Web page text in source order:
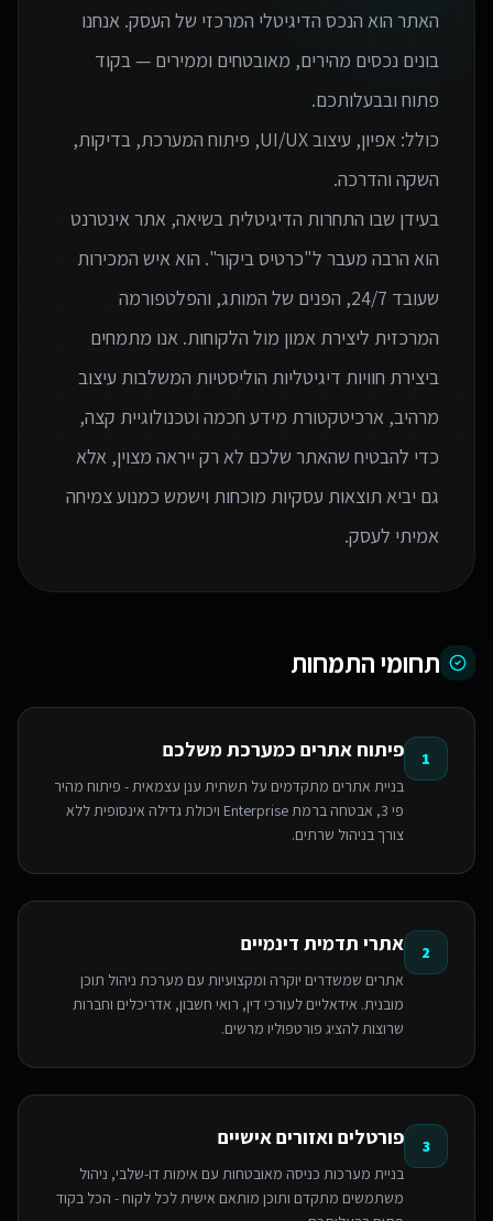
האתר הוא הנכס הדיגיטלי המרכזי של העסק. אנחנו
בונים נכסים מהירים, מאובטחים וממירים — בקוד
כולל: אפיון, עיצוב UI/UX, פיתוח המערכת, בדיקות,
בעידן שבו התחרות הדיגיטלית בשיאה, אתר אינטרנט
הוא הרבה מעבר ל"כרטיס ביקור". הוא איש המכירות
שעובד 24/7, הפנים של המותג, והפלטפורמה
המרכזית ליצירת אמון מול הלקוחות. אנו מתמחים
ביצירת חוויות דיגיטליות הוליסטיות המשלבות עיצוב
מרהיב, ארכיטקטורת מידע חכמה וטכנולוגיית קצה,
כדי להבטיח שהאתר שלכם לא רק ייראה מצוין, אלא
גם יביא תוצאות עסקיות מוכחות וישמש כמנוע צמיחה
אמיתי לעסק.
תחומי התמחות
1 פיתוח אתרים כמערכת משלכם
בניית אתרים מתקדמים על תשתית ענן עצמאית - פיתוח מהיר
פי 3, אבטחה ברמת Enterprise ויכולת גדילה אינסופית ללא
צורך בניהול שרתים.
2 אתרי תדמית דינמיים
אתרים שמשדרים יוקרה ומקצועיות עם מערכת ניהול תוכן
מובנית. אידאליים לעורכי דין, רואי חשבון, אדריכלים וחברות
שרוצות להציג פורטפוליו מרשים.
3 פורטלים ואזורים אישיים
בניית מערכות כניסה מאובטחות עם אימות דו-שלבי, ניהול
משתמשים מתקדם ותוכן מותאם אישית לכל לקוח - הכל בקוד